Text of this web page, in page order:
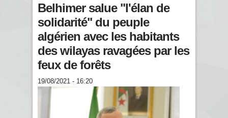
Belhimer salue "l'élan de
solidarité" du peuple
algérien avec les habitants
des wilayas ravagées par les
feux de forêts
19/08/2021 - 16:20